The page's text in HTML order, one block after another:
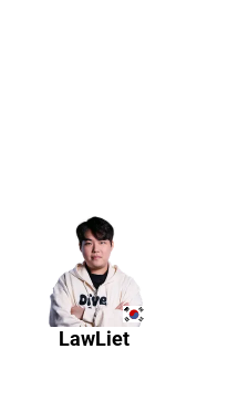
LawLiet